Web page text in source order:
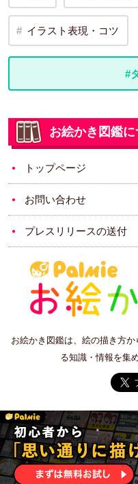
イラスト表現・コツ
#
お絵かき図鑑に
トップページ
お問い合わせ
プレスリリースの送付
お絵かき図鑑は、絵の描き方
る知識・情報を集